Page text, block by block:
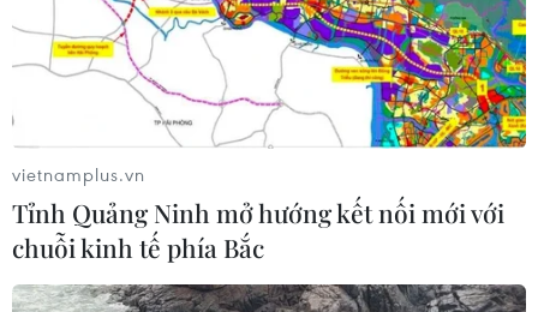
vietnamplus.vn
Tỉnh Quảng Ninh mở hướng kết nối mới với
chuỗi kinh tế phía Bắc